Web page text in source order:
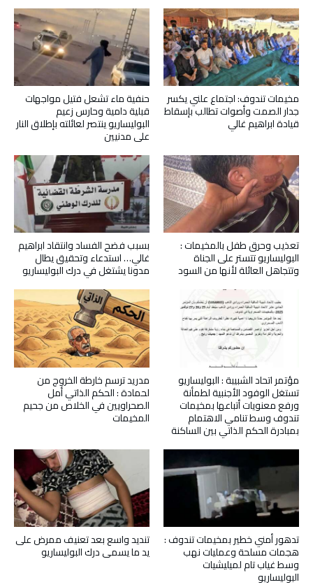
حنفية ماء تشعل فتيل مواجهات
قبلية دامية وحارس زعيم
البوليساريو ينتصر لعائلته بإطلاق النار
على مدنيين
مخيمات تندوف: اجتماع علني يكسر
جدار الصمت وأصوات تطالب بإسقاط
قيادة ابراهيم غالي
بسبب فضح الفساد وانتقاد ابراهيم
غالي… استدعاء وتحقيق يطال
مدونا يشتغل في درك البوليساريو
تعذيب وحرق طفل بالمخيمات :
البوليساريو تتستر على الجناة
وتتجاهل العائلة لأنها من السود
مدريد ترسم خارطة الخروج من
لحمادة : الحكم الذاتي أمل
الصحراويين في الخلاص من جحيم
المخيمات
مؤتمر اتحاد الشبيبة : البوليساريو
تستغل الوفود الأجنبية لطمأنة
ورفع معنويات أتباعها بمخيمات
تندوف وسط تنامي الاهتمام
بمبادرة الحكم الذاتي بين الساكنة
تنديد واسع بعد تعنيف ممرض على
يد ما يسمى درك البوليساريو
تدهور أمني خطير بمخيمات تندوف :
هجمات مسلحة وعمليات نهب
وسط غياب تام لميليشيات
البوليساريو